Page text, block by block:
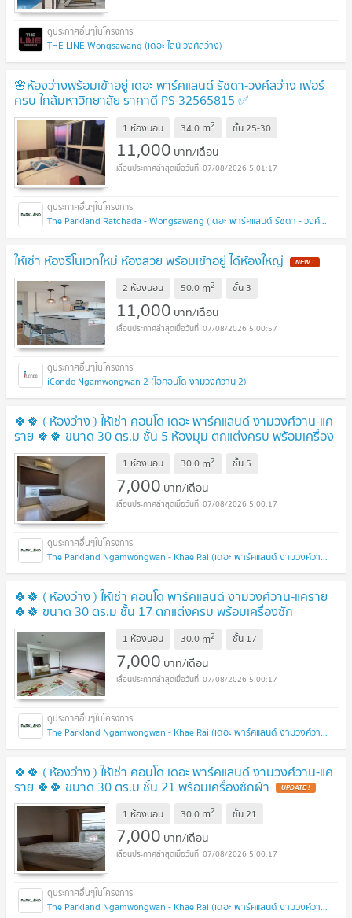
THE LINE Wongsawang (เดอะ ไลน์ วงศ์สว่าง)
🌸ห้องว่างพร้อมเข้าอยู่ เดอะ พาร์คแลนด์ รัชดา-วงศ์สว่าง เฟอร์
ครบ ใกล้มหาวิทยาลัย ราคาดี PS-32565815 ✅
@881teotq
1 ห้องนอน 34.0 m2 ชั้น25-30
11,000 บาท/เดือน
07/08/2026 5:01:17
The Parkland Ratchada - Wongsawang (เดอะ พาร์คแลนด์ รัชดา - วงศ์สว่าง)
ให้เช่า ห้องรีโนเวทใหม่ ห้องสวย พร้อมเข้าอยู่ ได้ห้องใหญ่
2 ห้องนอน 50.0 m2 ชั้น 3
11,000 บาท/เดือน
07/08/2026 5:00:57
iCondo Ngamwongwan 2 (ไอคอนโด งามวงศ์วาน 2)
🍀🍀 ( ห้องว่าง ) ให้เช่า คอนโด เดอะ พาร์คแลนด์ งามวงศ์วาน-แค
ราย 🍀🍀 ขนาด 30 ตร.ม ชั้น 5 ห้องมุม ตกแต่งครบ พร้อมเครื่อง
ซักผ้า
1 ห้องนอน 30.0 m2 ชั้น 5
7,000 บาท/เดือน
07/08/2026 5:00:17
The Parkland Ngamwongwan - Khae Rai (เดอะ พาร์คแลนด์ งามวงศ์วาน - แคราย)
🍀🍀 ( ห้องว่าง ) ให้เช่า คอนโด พาร์คแลนด์ งามวงศ์วาน-แคราย
🍀🍀 ขนาด 30 ตร.ม ชั้น 17 ตกแต่งครบ พร้อมเครื่องซัก
ผ้า
1 ห้องนอน 30.0 m2 ชั้น 17
7,000 บาท/เดือน
07/08/2026 5:00:17
The Parkland Ngamwongwan - Khae Rai (เดอะ พาร์คแลนด์ งามวงศ์วาน - แคราย)
🍀🍀 ( ห้องว่าง ) ให้เช่า คอนโด เดอะ พาร์คแลนด์ งามวงศ์วาน-แค
ราย 🍀🍀 ขนาด 30 ตร.ม ชั้น 21 พร้อมเครื่องซักผ้า
1 ห้องนอน 30.0 m2 ชั้น21
7,000 บาท/เดือน
07/08/2026 5:00:17
The Parkland Ngamwongwan - Khae Rai (เดอะ พาร์คแลนด์ งามวงศ์วาน - แคราย)